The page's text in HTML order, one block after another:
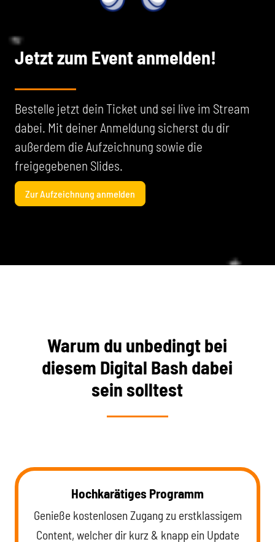
Jetzt zum Event anmelden!
Bestelle jetzt dein Ticket und sei live im Stream
dabei. Mit deiner Anmeldung sicherst du dir
außerdem die Aufzeichnung sowie die
freigegebenen Slides.
Zur Aufzeichnung anmelden
Warum du unbedingt bei
diesem Digital Bash dabei
sein solltest
Hochkarätiges Programm
Genieße kostenlosen Zugang zu erstklassigem
Content, welcher dir kurz & knapp ein Update